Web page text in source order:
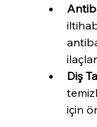
Diş
için